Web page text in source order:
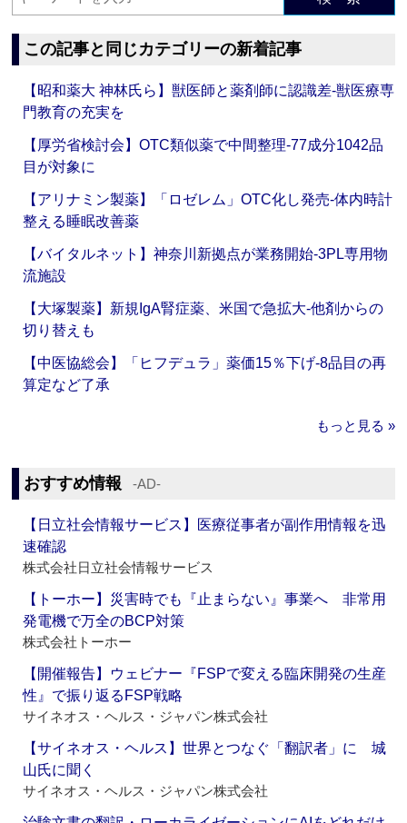
この記事と同じカテゴリーの新着記事
【昭和薬大 神林氏ら】獣医師と薬剤師に認識差‐獣医療専
門教育の充実を
【厚労省検討会】OTC類似薬で中間整理‐77成分1042品
目が対象に
【アリナミン製薬】「ロゼレム」OTC化し発売‐体内時計
整える睡眠改善薬
【バイタルネット】神奈川新拠点が業務開始‐3PL専用物
流施設
【大塚製薬】新規IgA腎症薬、米国で急拡大‐他剤からの
切り替えも
【中医協総会】「ヒフデュラ」薬価15％下げ‐8品目の再
算定など了承
もっと見る »
おすすめ情報 ‐AD‐
【日立社会情報サービス】医療従事者が副作用情報を迅
速確認
株式会社日立社会情報サービス
【トーホー】災害時でも『止まらない』事業へ 非常用
発電機で万全のBCP対策
株式会社トーホー
【開催報告】ウェビナー『FSPで変える臨床開発の生産
性』で振り返るFSP戦略
サイネオス・ヘルス・ジャパン株式会社
【サイネオス・ヘルス】世界とつなぐ「翻訳者」に 城
山氏に聞く
サイネオス・ヘルス・ジャパン株式会社